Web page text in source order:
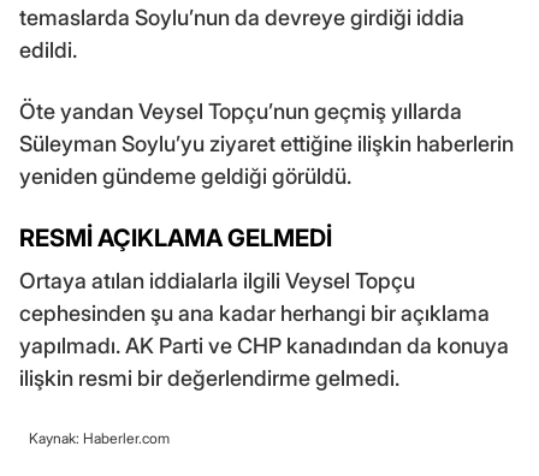
temaslarda Soylu’nun da devreye girdiği iddia
edildi.
Öte yandan Veysel Topçu’nun geçmiş yıllarda
Süleyman Soylu’yu ziyaret ettiğine ilişkin haberlerin
yeniden gündeme geldiği görüldü.
RESMİ AÇIKLAMA GELMEDİ
Ortaya atılan iddialarla ilgili Veysel Topçu
cephesinden şu ana kadar herhangi bir açıklama
yapılmadı. AK Parti ve CHP kanadından da konuya
ilişkin resmi bir değerlendirme gelmedi.
Kaynak: Haberler.com